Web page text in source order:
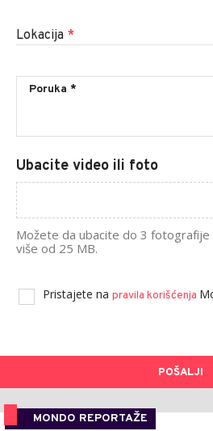
Lokacija *
Ubacite video ili foto
Možete da ubacite do 3 fotografije
više od 25 MB.
Pristajete na pravila korišćenja
POŠALJI
MONDO REPORTAŽE